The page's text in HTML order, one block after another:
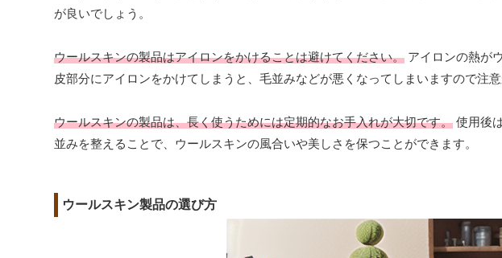
が良いでしょう。
ウールスキンの製品はアイロンをかけることは避けてください。 アイロンの熱が
皮部分にアイロンをかけてしまうと、毛並みなどが悪くなってしまいますので注意
ウールスキンの製品は、長く使うためには定期的なお手入れが大切です。 使用後
並みを整えることで、ウールスキンの風合いや美しさを保つことができます。
ウールスキン製品の選び方